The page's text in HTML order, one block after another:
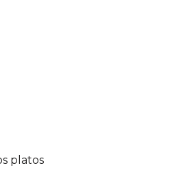
platos